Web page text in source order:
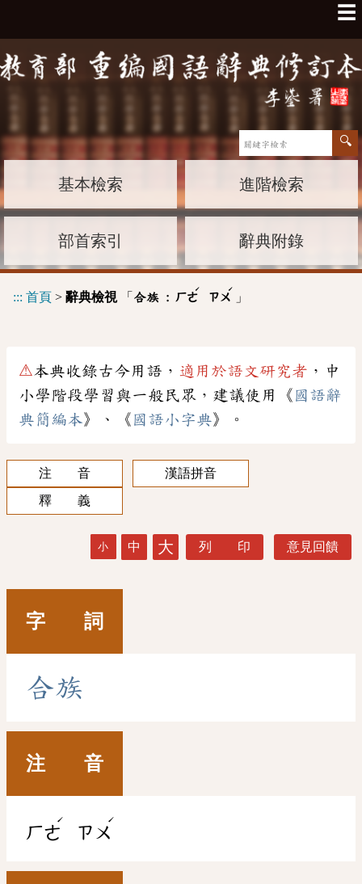
☰
基本檢索 進階檢索
部首索引 辭典附錄
::: 首頁 > 辭典檢視「 合族 : ㄏㄜ
ˊ
ㄗㄨ
ˊ
」
⚠本典收錄古今用語， 適用於語文研究者 ，中
小學階段學習與一般民眾，建議使用《 國語辭
典簡編本》、《 國語小字典》。
注 音
漢語拼音
釋 義
小 中 大 列 印 意見回饋
字 詞
合族
注 音
ㄏㄜ
ˊ
ㄗㄨ
ˊ